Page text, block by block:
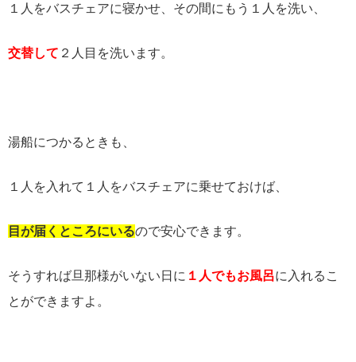
１人をバスチェアに寝かせ、その間にもう１人を洗い、
交替して ２人目を洗います。
湯船につかるときも、
１人を入れて１人をバスチェアに乗せておけば、
目が届くところにいるので安心できます。
そうすれば旦那様がいない日に １人でもお風呂に入れるこ
とができますよ。